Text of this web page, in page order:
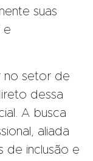
suas
e
no setor de
dessa
A busca
aliada
de inclusão e